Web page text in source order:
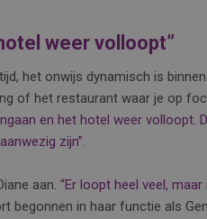
weer volloopt”
het onwijs dynamisch is
of het restaurant waar je op
en het hotel weer volloopt.
zijn”.
aan. “Er loopt heel veel,
begonnen in haar functie als